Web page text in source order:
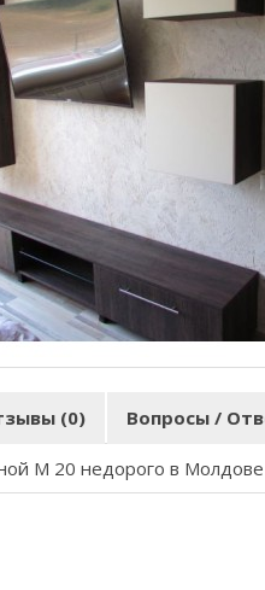
(0) Вопросы /
M 20 недорого в Молдове